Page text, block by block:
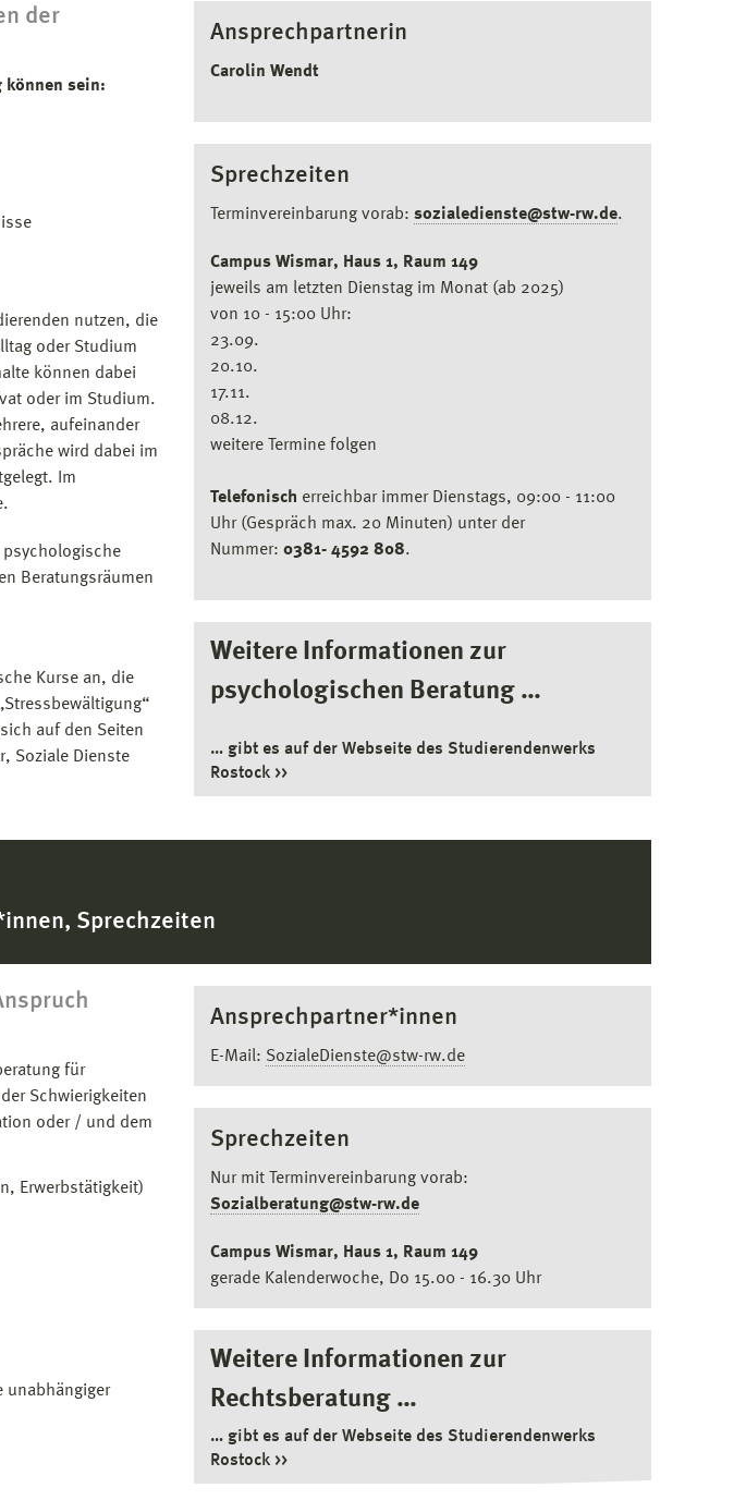
der
können sein:
nutzen, die
oder Studium
können dabei
oder im Studium.
aufeinander
wird dabei im
Im
psychologische
Beratungsräumen
Kurse an, die
auf den Seiten
Soziale Dienste
Ansprechpartnerin
Carolin Wendt
Sprechzeiten
Terminvereinbarung vorab: sozialedienste@stw-rw.de.
Campus Wismar, Haus 1, Raum 149
jeweils am letzten Dienstag im Monat (ab 2025)
von 10 - 15:00 Uhr:
23.09.
20.10.
17.11.
08.12.
weitere Termine folgen
Telefonisch erreichbar immer Dienstags, 09:00 - 11:00
Uhr (Gespräch max. 20 Minuten) unter der
Nummer: 0381- 4592 808.
Weitere Informationen zur
psychologischen Beratung …
… gibt es auf der Webseite des Studierendenwerks
Rostock
Sprechzeiten
für
Schwierigkeiten
oder / und dem
Erwerbstätigkeit)
unabhängiger
Ansprechpartner*innen
E-Mail: SozialeDienste@stw-rw.de
Sprechzeiten
Nur mit Terminvereinbarung vorab:
Sozialberatung@stw-rw.de
Campus Wismar, Haus 1, Raum 149
gerade Kalenderwoche, Do 15.00 - 16.30 Uhr
Weitere Informationen zur
Rechtsberatung …
… gibt es auf der Webseite des Studierendenwerks
Rostock